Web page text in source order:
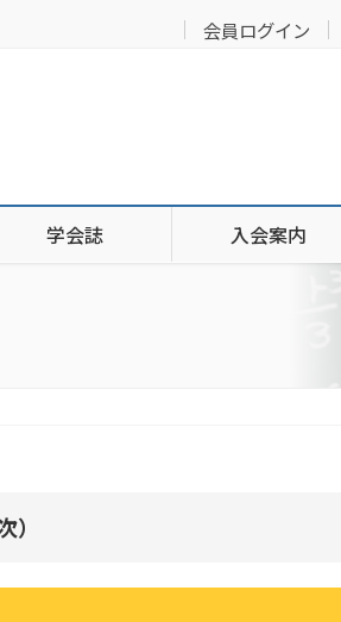
会員ログイン
学会誌 入会案内